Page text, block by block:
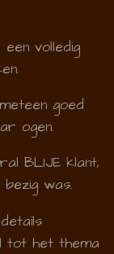
volledig
goed
ogen.
BLIJE klant,
was.
tot het thema